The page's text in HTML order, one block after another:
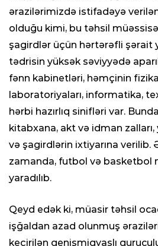
ərazilərimizdə istifadəyə
olduğu kimi, bu təhsil
şagirdlər üçün hərtərəfli şərait
tədrisin yüksək səviyyədə
fənn kabinetləri, həmçinin
laboratoriyaları, informatika,
hərbi hazırlıq sinifləri var.
kitabxana, akt və idman
və şagirdlərin ixtiyarına verilib.
zamanda, futbol və basketbol
yaradılıb.
Qeyd edək ki, müasir təhsil
işğaldan azad olunmuş
keçirilən genişmiqyaslı